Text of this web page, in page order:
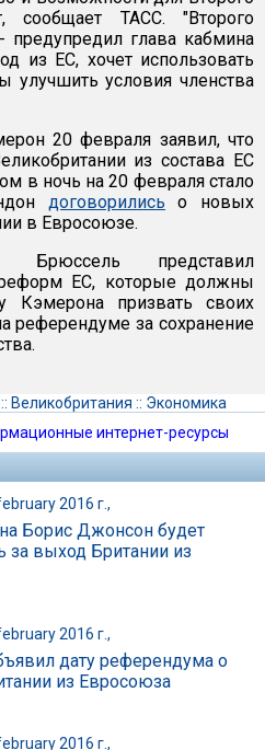
сообщает ТАСС. "Второго
глава кабмина
из ЕС, хочет использовать
улучшить условия членства
20 февраля заявил, что
из состава ЕС
в ночь на 20 февраля стало
договорились о новых
в Евросоюзе.
представил
реформ ЕС, которые должны
Кэмерона призвать своих
референдуме за сохранение
:: Великобритания :: Экономика
интернет-ресурсы
2016 г.,
Борис Джонсон будет
за выход Британии из
2016 г.,
дату референдума о
из Евросоюза
2016 г.,